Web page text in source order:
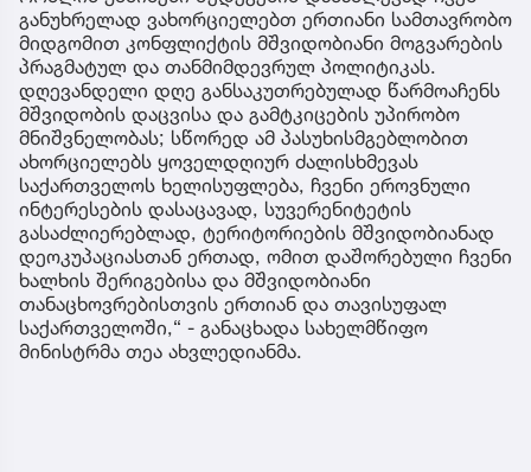
განუხრელად ვახორციელებთ ერთიანი სამთავრობო
მიდგომით კონფლიქტის მშვიდობიანი მოგვარების
პრაგმატულ და თანმიმდევრულ პოლიტიკას.
დღევანდელი დღე განსაკუთრებულად წარმოაჩენს
მშვიდობის დაცვისა და გამტკიცების უპირობო
მნიშვნელობას; სწორედ ამ პასუხისმგებლობით
ახორციელებს ყოველდღიურ ძალისხმევას
საქართველოს ხელისუფლება, ჩვენი ეროვნული
ინტერესების დასაცავად, სუვერენიტეტის
გასაძლიერებლად, ტერიტორიების მშვიდობიანად
დეოკუპაციასთან ერთად, ომით დაშორებული ჩვენი
ხალხის შერიგებისა და მშვიდობიანი
თანაცხოვრებისთვის ერთიან და თავისუფალ
საქართველოში,“ - განაცხადა სახელმწიფო
მინისტრმა თეა ახვლედიანმა.